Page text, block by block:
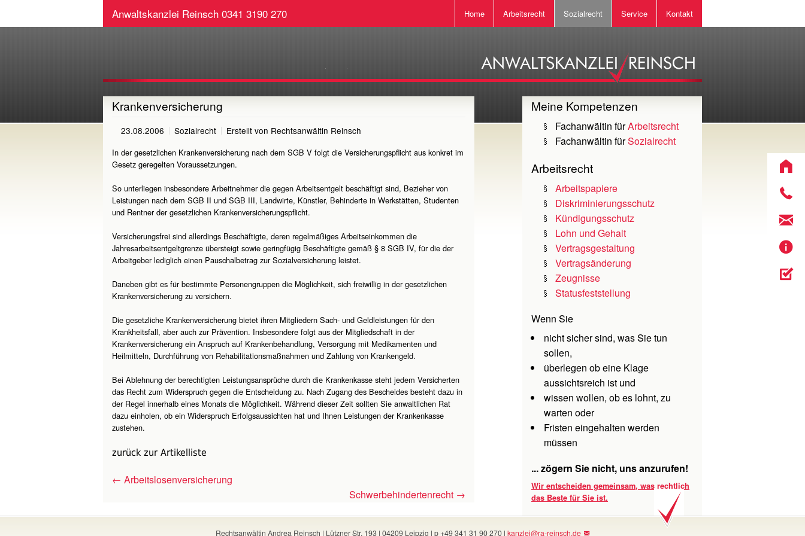
Anwaltskanzlei Reinsch 0341 3190 270 Home Arbeitsrecht Sozialrecht Service Kontakt
Krankenversicherung
23.08.2006 Sozialrecht Erstellt von Rechtsanwältin Reinsch
In der gesetzlichen Krankenversicherung nach dem SGB V folgt die Versicherungspflicht aus konkret im
Gesetz geregelten Voraussetzungen.
So unterliegen insbesondere Arbeitnehmer die gegen Arbeitsentgelt beschäftigt sind, Bezieher von
Leistungen nach dem SGB II und SGB III, Landwirte, Künstler, Behinderte in Werkstätten, Studenten
und Rentner der gesetzlichen Krankenversicherungspflicht.
Versicherungsfrei sind allerdings Beschäftigte, deren regelmäßiges Arbeitseinkommen die
Jahresarbeitsentgeltgrenze übersteigt sowie geringfügig Beschäftigte gemäß § 8 SGB IV, für die der
Arbeitgeber lediglich einen Pauschalbetrag zur Sozialversicherung leistet.
Daneben gibt es für bestimmte Personengruppen die Möglichkeit, sich freiwillig in der gesetzlichen
Krankenversicherung zu versichern.
Die gesetzliche Krankenversicherung bietet ihren Mitgliedern Sach- und Geldleistungen für den
Krankheitsfall, aber auch zur Prävention. Insbesondere folgt aus der Mitgliedschaft in der
Krankenversicherung ein Anspruch auf Krankenbehandlung, Versorgung mit Medikamenten und
Heilmitteln, Durchführung von Rehabilitationsmaßnahmen und Zahlung von Krankengeld.
Bei Ablehnung der berechtigten Leistungsansprüche durch die Krankenkasse steht jedem Versicherten
das Recht zum Widerspruch gegen die Entscheidung zu. Nach Zugang des Bescheides besteht dazu in
der Regel innerhalb eines Monats die Möglichkeit. Während dieser Zeit sollten Sie anwaltlichen Rat
dazu einholen, ob ein Widerspruch Erfolgsaussichten hat und Ihnen Leistungen der Krankenkasse
zustehen.
zurück zur Artikelliste
← Arbeitslosenversicherung
Schwerbehindertenrecht →
Meine Kompetenzen
Fachanwältin fürArbeitsrecht
Fachanwältin fürSozialrecht
Arbeitsrecht
Arbeitspapiere
Diskriminierungsschutz
Kündigungsschutz
Lohn und Gehalt
Vertragsgestaltung
Vertragsänderung
Zeugnisse
Statusfeststellung
Wenn Sie
nicht sicher sind, was Sie tun
sollen,
überlegen ob eine Klage
aussichtsreich ist und
wissen wollen, ob es lohnt, zu
warten oder
Fristen eingehalten werden
müssen
... zögern Sie nicht, uns anzurufen!
Wir entscheiden gemeinsam, was rechtlich
das Beste für Sie ist.
Rechtsanwältin Andrea Reinsch | Lützner Str. 193 | 04209 Leipzig | p +49 341 31 90 270 |kanzlei@ra-reinsch.de